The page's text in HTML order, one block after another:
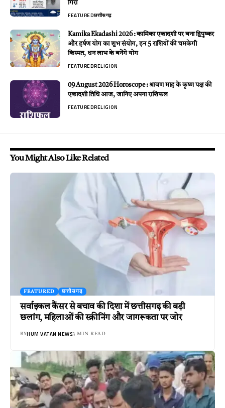
गिरा
FEATUREDछत्तीसगढ़
Kamika Ekadashi 2026 : कामिका एकादशी पर बना द्विपुष्कर
और हर्षण योग का शुभ संयोग, इन 5 राशियों की चमकेगी
किस्मत, धन लाभ के बनेंगे योग
FEATUREDRELIGION
09 August 2026 Horoscope : श्रावण माह के कृष्ण पक्ष की
एकादशी तिथि आज, जानिए अपना राशिफल
FEATUREDRELIGION
You Might Also Like Related
FEATURED छत्तीसगढ़
सर्वाइकल कैंसर से बचाव की दिशा में छत्तीसगढ़ की बड़ी
छलांग, महिलाओं की स्क्रीनिंग और जागरूकता पर जोर
BYHUM VATAN NEWS3 MIN READ